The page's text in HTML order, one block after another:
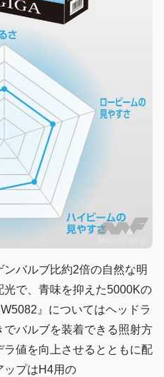
ンバルブ比約2倍の自然な明
で、青味を抑えた5000Kの
』についてはヘッドラ
バルブを装着できる照射方
値を向上させるとともに配
ップはH4用の